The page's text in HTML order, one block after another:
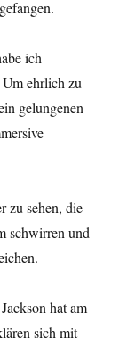
ich
Um ehrlich zu
gelungenen
zu sehen, die
schwirren und
hat am
sich mit